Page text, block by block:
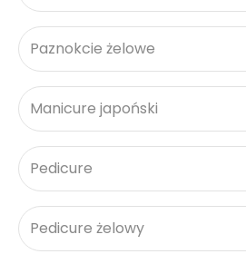
Paznokcie żelowe
Manicure japoński
Pedicure
Pedicure żelowy